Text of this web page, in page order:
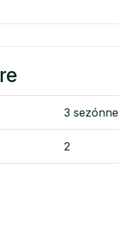
3 sezónne
2